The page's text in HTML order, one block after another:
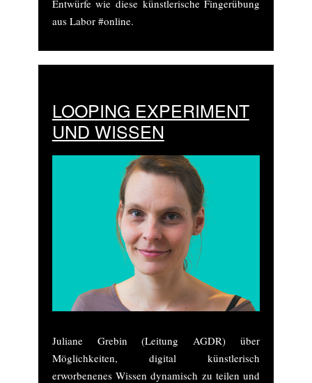
Entwürfe wie diese künstlerische Fingerübung
aus Labor #online.
LOOPING EXPERIMENT
UND WISSEN
Juliane Grebin (Leitung AGDR) über
Möglichkeiten, digital künstlerisch
erworbenenes Wissen dynamisch zu teilen und